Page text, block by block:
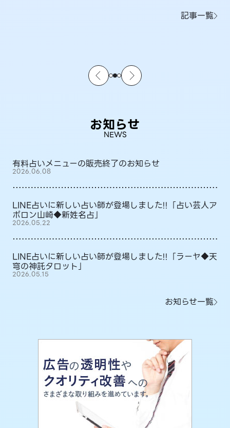
記事一覧
お知らせ
NEWS
有料占いメニューの販売終了のお知らせ
2026.06.08
LINE占いに新しい占い師が登場しました!!「占い芸人ア
ポロン山崎◆新姓名占」
2026.05.22
LINE占いに新しい占い師が登場しました!!「ラーヤ◆天
穹の神託タロット」
2026.05.15
お知らせ一覧